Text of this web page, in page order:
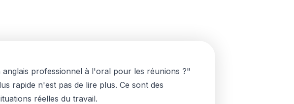
professionnel à l'oral pour les réunions ?"
rapide n'est pas de lire plus. Ce sont des
réelles du travail.